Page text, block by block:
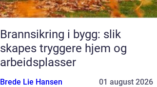
Brannsikring i bygg: slik
skapes tryggere hjem og
arbeidsplasser
Brede Lie Hansen 01 august 2026